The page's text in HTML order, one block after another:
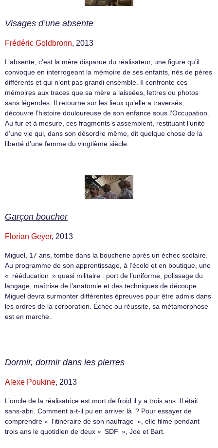
Visages d’une absente
Frédéric Goldbronn, 2013
L’absente, c’est la mère disparue du réalisateur, une figure qu’il
convoque en interrogeant la mémoire de ses enfants, nés de pères
différents et qui n’ont pas grandi ensemble. Il confronte ces
mémoires aux traces que sa mère a laissées, lettres ou photos
sans légendes. Il retourne sur les lieux qu’elle a traversés,
découvre l’histoire douloureuse de son enfance sous l’Occupation.
Au fur et à mesure, ces fragments s’assemblent, restituant l’unité
d’une vie qui, dans son désordre même, dit quelque chose de la
liberté d’une femme du vingtième siècle.
Garçon boucher
Florian Geyer, 2013
Miguel, 17 ans, tombe dans la boucherie après un échec scolaire.
Au programme de son apprentissage, à l’école et en boutique, une
« rééducation » quasi militaire : port de l’uniforme, polissage du
langage, maîtrise de l’anatomie et des techniques de découpe.
Miguel devra surmonter différentes épreuves pour être admis dans
les ordres de la corporation. Échec ou réussite, sa métamorphose
est en marche.
Dormir, dormir dans les pierres
Alexe Poukine, 2013
L’oncle de la réalisatrice est mort de froid il y a trois ans. Il était
sans-abri. Comment a-t-il pu en arriver là ? Pour essayer de
comprendre « l’itinéraire de son naufrage », elle filme pendant
trois ans le quotidien de deux « SDF », Joe et Bart.